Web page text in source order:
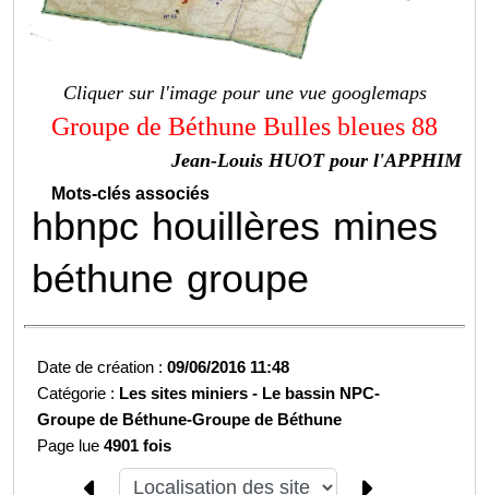
Cliquer sur l'image pour une vue googlemaps
Groupe de Béthune Bulles bleues 88
Jean-Louis HUOT pour l'APPHIM
Mots-clés associés
hbnpc houillères mines
béthune groupe
Date de création :09/06/2016 11:48
Catégorie : Les sites miniers - Le bassin NPC-
Groupe de Béthune-Groupe de Béthune
Page lue4901 fois